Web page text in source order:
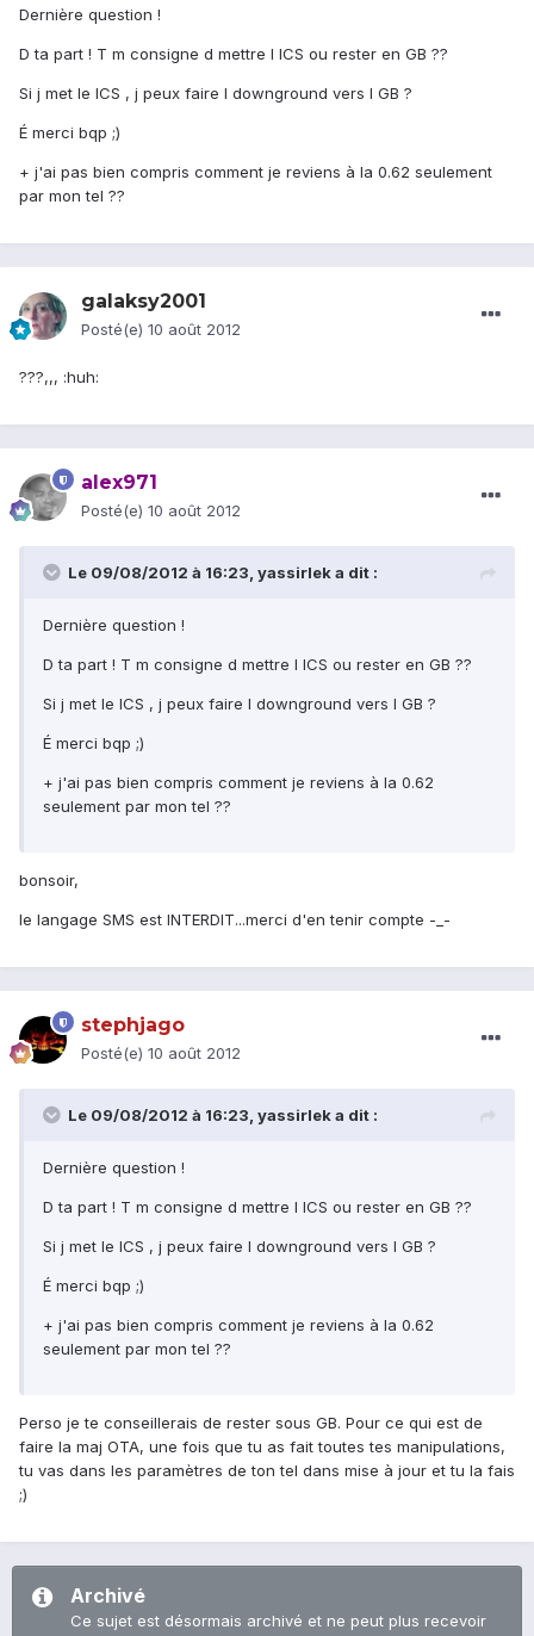
Dernière question !
D ta part ! T m consigne d mettre l ICS ou rester en GB ??
Si j met le ICS , j peux faire l downground vers l GB ?
É merci bqp ;)
+ j'ai pas bien compris comment je reviens à la 0.62 seulement
par mon tel ??
galaksy2001
Posté(e) 10 août 2012
???,,, :huh:
alex971
Posté(e) 10 août 2012
Le 09/08/2012 à 16:23, yassirlek a dit :
Dernière question !
D ta part ! T m consigne d mettre l ICS ou rester en GB ??
Si j met le ICS , j peux faire l downground vers l GB ?
É merci bqp ;)
+ j'ai pas bien compris comment je reviens à la 0.62
seulement par mon tel ??
bonsoir,
le langage SMS est INTERDIT...merci d'en tenir compte -_-
stephjago
Posté(e) 10 août 2012
Le 09/08/2012 à 16:23, yassirlek a dit :
Dernière question !
D ta part ! T m consigne d mettre l ICS ou rester en GB ??
Si j met le ICS , j peux faire l downground vers l GB ?
É merci bqp ;)
+ j'ai pas bien compris comment je reviens à la 0.62
seulement par mon tel ??
Perso je te conseillerais de rester sous GB. Pour ce qui est de
faire la maj OTA, une fois que tu as fait toutes tes manipulations,
tu vas dans les paramètres de ton tel dans mise à jour et tu la fais
;)
Archivé
Ce sujet est désormais archivé et ne peut plus recevoir